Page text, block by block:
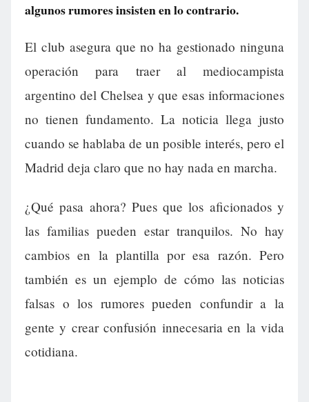
algunos rumores insisten en lo contrario.
El club asegura que no ha gestionado ninguna
operación para traer al mediocampista
argentino del Chelsea y que esas informaciones
no tienen fundamento. La noticia llega justo
cuando se hablaba de un posible interés, pero el
Madrid deja claro que no hay nada en marcha.
¿Qué pasa ahora? Pues que los aficionados y
las familias pueden estar tranquilos. No hay
cambios en la plantilla por esa razón. Pero
también es un ejemplo de cómo las noticias
falsas o los rumores pueden confundir a la
gente y crear confusión innecesaria en la vida
cotidiana.